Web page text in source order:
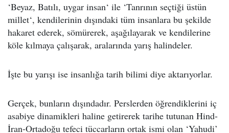
‘Beyaz, Batılı, uygar insan‘ ile ‘Tanrının seçtiği üstün
millet‘, kendilerinin dışındaki tüm insanlara bu şekilde
hakaret ederek, sömürerek, aşağılayarak ve kendilerine
köle kılmaya çalışarak, aralarında yarış halindeler.
İşte bu yarışı ise insanlığa tarih bilimi diye aktarıyorlar.
Gerçek, bunların dışındadır. Perslerden öğrendiklerini iç
asabiye dinamikleri haline getirerek tarihe tutunan Hind-
İran-Ortadoğu tefeci tüccarların ortak ismi olan ‘Yahudi’